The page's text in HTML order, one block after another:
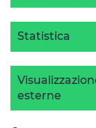
Statistica
esterne